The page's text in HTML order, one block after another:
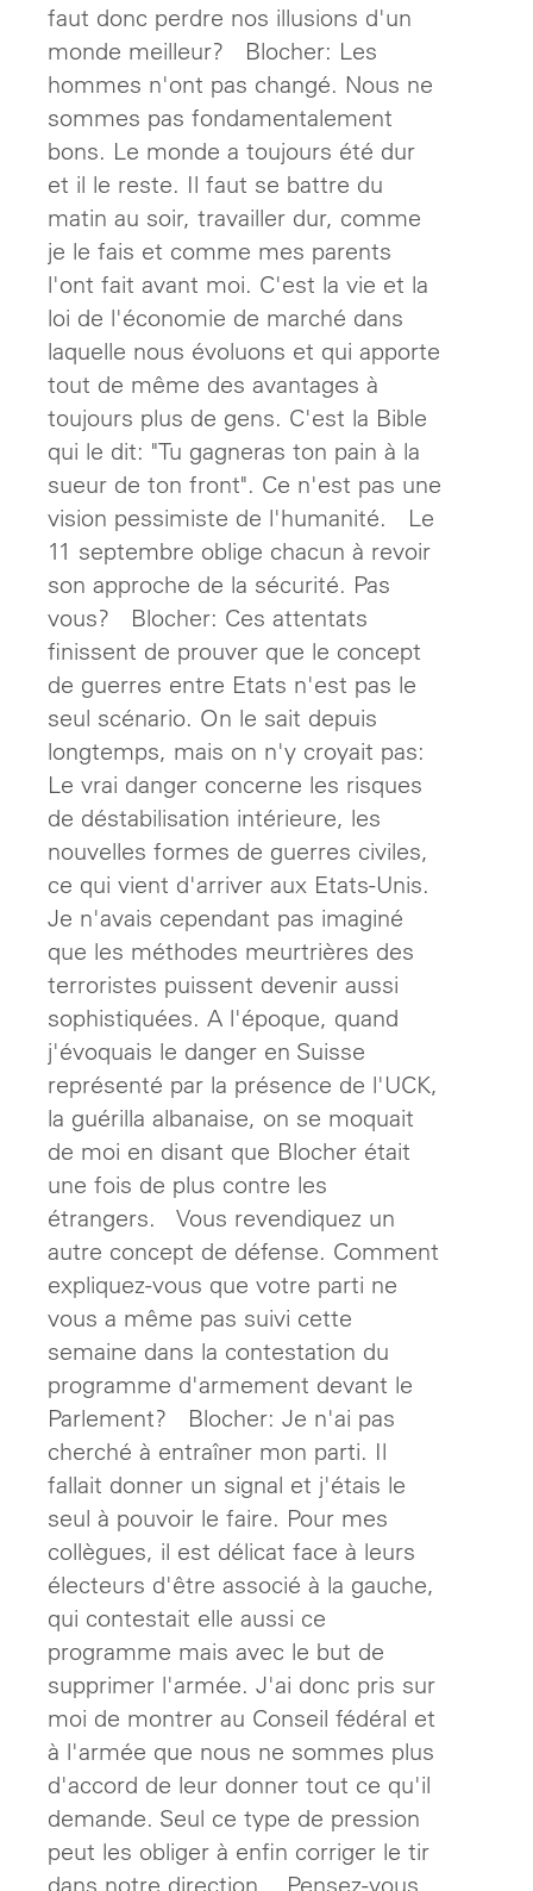
faut donc perdre nos illusions d'un
monde meilleur? Blocher: Les
hommes n'ont pas changé. Nous ne
sommes pas fondamentalement
bons. Le monde a toujours été dur
et il le reste. Il faut se battre du
matin au soir, travailler dur, comme
je le fais et comme mes parents
l'ont fait avant moi. C'est la vie et la
loi de l'économie de marché dans
laquelle nous évoluons et qui apporte
tout de même des avantages à
toujours plus de gens. C'est la Bible
qui le dit: "Tu gagneras ton pain à la
sueur de ton front". Ce n'est pas une
vision pessimiste de l'humanité. Le
11 septembre oblige chacun à revoir
son approche de la sécurité. Pas
vous? Blocher: Ces attentats
finissent de prouver que le concept
de guerres entre Etats n'est pas le
seul scénario. On le sait depuis
longtemps, mais on n'y croyait pas:
Le vrai danger concerne les risques
de déstabilisation intérieure, les
nouvelles formes de guerres civiles,
ce qui vient d'arriver aux Etats-Unis.
Je n'avais cependant pas imaginé
que les méthodes meurtrières des
terroristes puissent devenir aussi
sophistiquées. A l'époque, quand
j'évoquais le danger en Suisse
représenté par la présence de l'UCK,
la guérilla albanaise, on se moquait
de moi en disant que Blocher était
une fois de plus contre les
étrangers. Vous revendiquez un
autre concept de défense. Comment
expliquez-vous que votre parti ne
vous a même pas suivi cette
semaine dans la contestation du
programme d'armement devant le
Parlement? Blocher: Je n'ai pas
cherché à entraîner mon parti. Il
fallait donner un signal et j'étais le
seul à pouvoir le faire. Pour mes
collègues, il est délicat face à leurs
électeurs d'être associé à la gauche,
qui contestait elle aussi ce
programme mais avec le but de
supprimer l'armée. J'ai donc pris sur
moi de montrer au Conseil fédéral et
à l'armée que nous ne sommes plus
d'accord de leur donner tout ce qu'il
demande. Seul ce type de pression
peut les obliger à enfin corriger le tir
dans notre direction. Pensez-vous